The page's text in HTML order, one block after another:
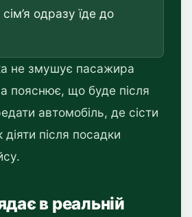
одразу їде до
не змушує пасажира
пояснює, що буде після
автомобіль, де сісти
після посадки
в реальній